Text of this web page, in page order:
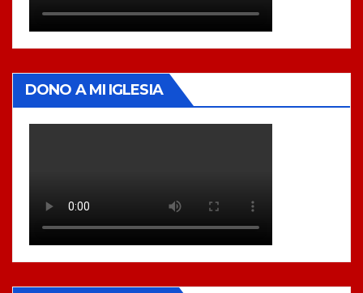
DONO A MI IGLESIA